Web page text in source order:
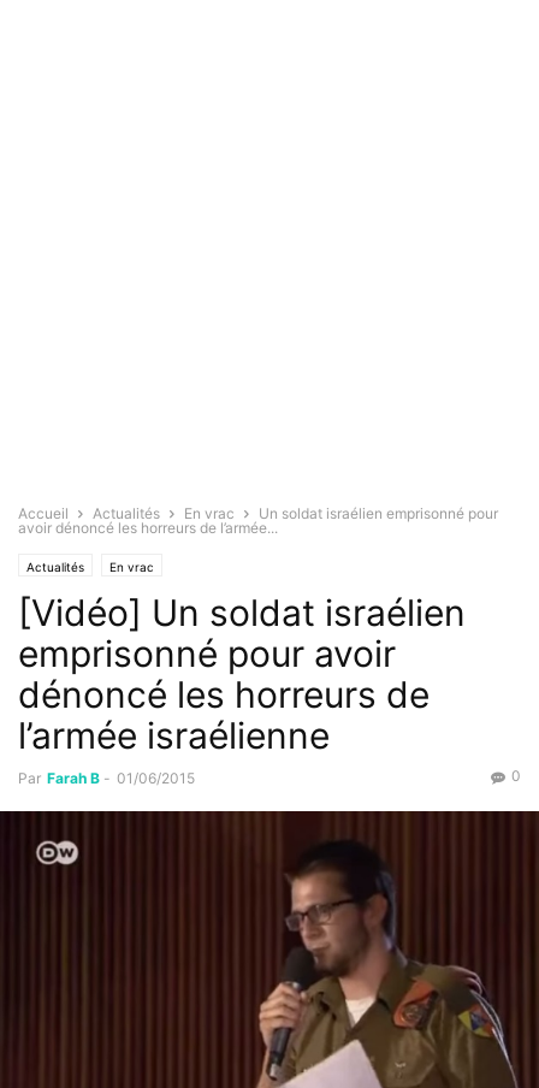
Accueil Actualités En vrac
Un soldat israélien emprisonné pour
avoir dénoncé les horreurs de l’armée...
Actualités En vrac
[Vidéo] Un soldat israélien
emprisonné pour avoir
dénoncé les horreurs de
l’armée israélienne
Par Farah B - 01/06/2015 0